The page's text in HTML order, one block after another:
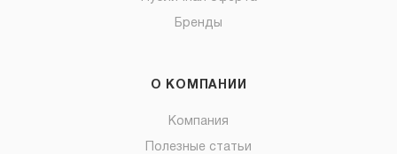
Бренды
О КОМПАНИИ
Компания
Полезные статьи